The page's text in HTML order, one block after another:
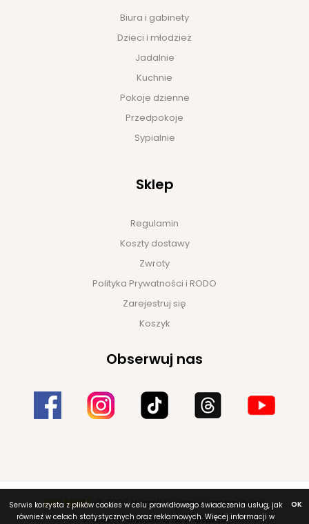
Serwis korzysta z plików cookies w celu prawidłowego świadczenia usług, jak
również w celach statystycznych oraz reklamowych. Więcej informacji w
OK
Biura i gabinety
Dzieci i młodzież
Jadalnie
Kuchnie
Pokoje dzienne
Przedpokoje
Sypialnie
Sklep
Regulamin
Koszty dostawy
Zwroty
Polityka Prywatności i RODO
Zarejestruj się
Koszyk
Obserwuj nas
DEK MEBLE© 2026 Wszelkie prawa zastrzeżone
Projekt i realizacjaNET-atak.pl